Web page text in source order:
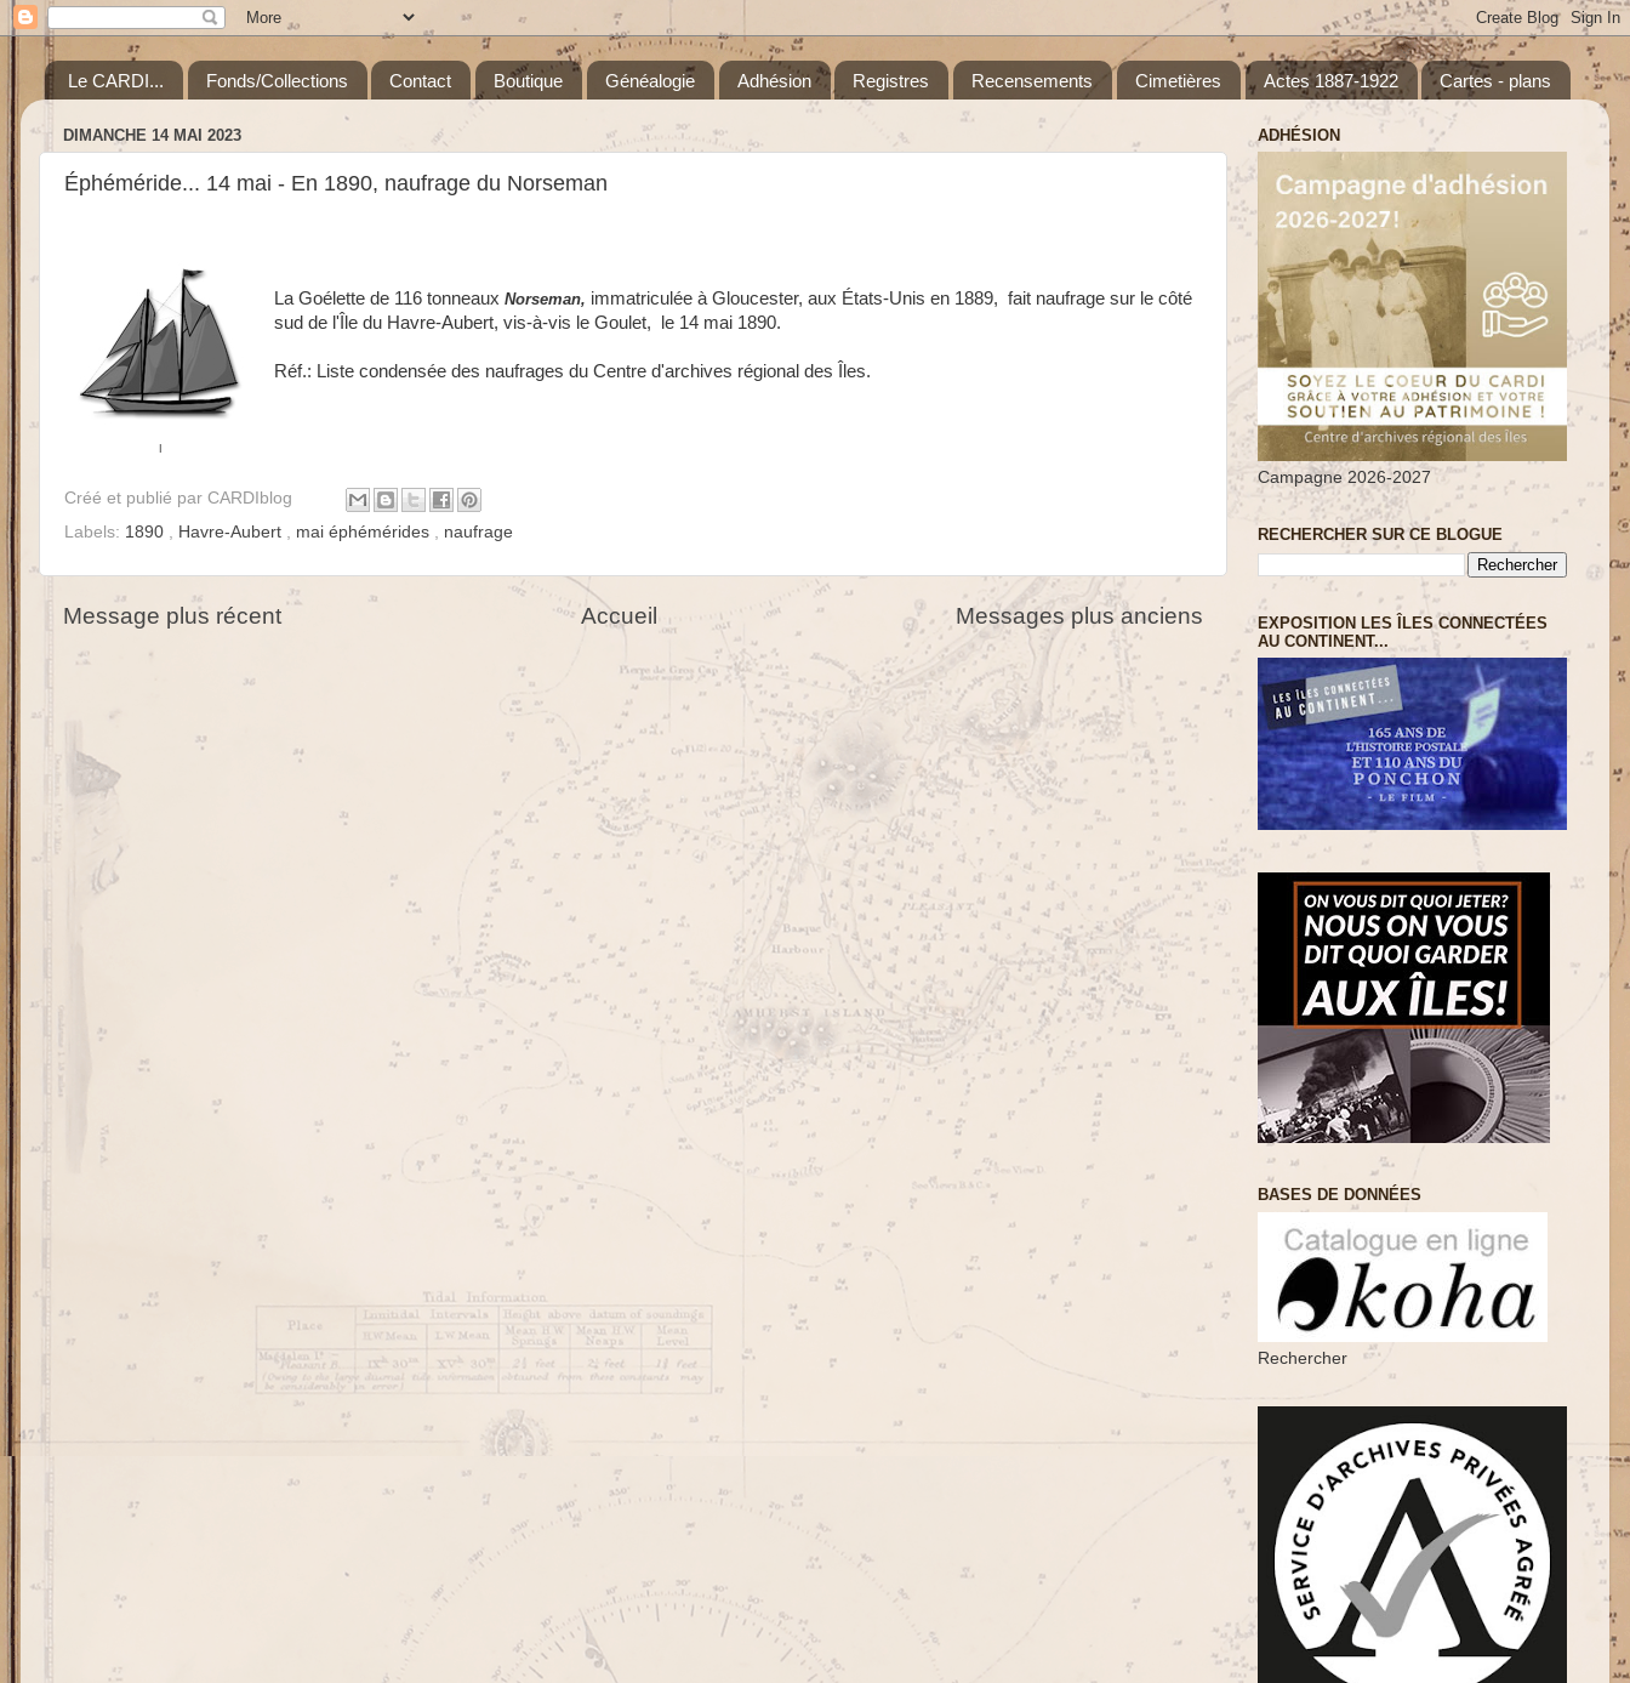
Le CARDI... Fonds/Collections Contact Boutique Généalogie Adhésion Registres Recensements Cimetières Actes 1887-1922 Cartes - plans
DIMANCHE 14 MAI 2023
Éphéméride... 14 mai - En 1890, naufrage du Norseman
La Goélette de 116 tonneaux Norseman, immatriculée à Gloucester, aux États-Unis en 1889, fait naufrage sur le côté
sud de l'Île du Havre-Aubert, vis-à-vis le Goulet, le 14 mai 1890.
Réf.: Liste condensée des naufrages du Centre d'archives régional des Îles.
Créé et publié par CARDIblog
Labels: 1890 , Havre-Aubert , mai éphémérides , naufrage
Message plus récent Messages plus anciens
Accueil
ADHÉSION
Campagne 2026-2027
RECHERCHER SUR CE BLOGUE
EXPOSITION LES ÎLES CONNECTÉES
AU CONTINENT...
BASES DE DONNÉES
Rechercher